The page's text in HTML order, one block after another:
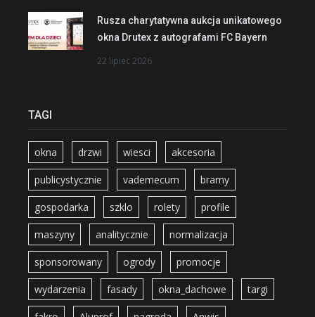
Rusza charytatywna aukcja unikatowego
okna Drutex z autografami FC Bayern
22 lipiec 2026
TAGI
okna drzwi wiesci akcesoria
publicystycznie vademecum bramy
gospodarka szklo rolety profile
maszyny analitycznie normalizacja
sponsorowany ogrody promocje
wydarzenia fasady okna_dachowe targi